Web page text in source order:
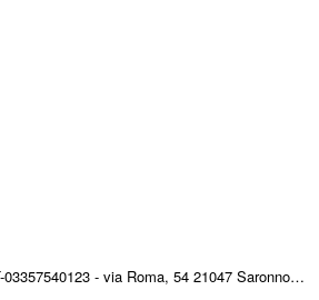
Smart Touch srl - P.IVA IT-03357540123 - via Roma, 54 21047 Saronno (VA) ITALY